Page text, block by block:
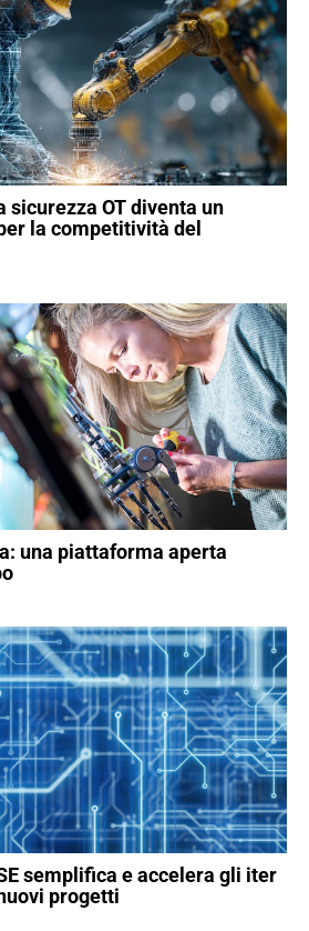
sicurezza OT diventa un
la competitività del
una piattaforma aperta
semplifica e accelera gli iter
progetti